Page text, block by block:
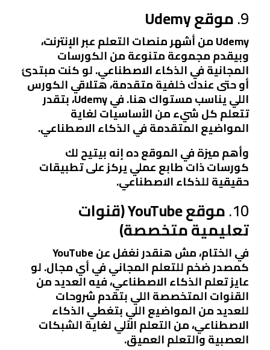
9. موقع Udemy
Udemy من أشهر منصات التعلم عبر الإنترنت،
وبيقدم مجموعة متنوعة من الكورسات
المجانية في الذكاء الاصطناعي. لو كنت مبتدئ
أو حتى عندك خلفية متقدمة، هتلاقي الكورس
اللي يناسب مستواك هنا. في Udemy، بتقدر
تتعلم كل شيء من الأساسيات لغاية
المواضيع المتقدمة في الذكاء الاصطناعي.
وأهم ميزة في الموقع ده إنه بيتيح لك
كورسات ذات طابع عملي يركز على تطبيقات
حقيقية للذكاء الاصطناعي.
10. موقع YouTube (قنوات
تعليمية متخصصة)
في الختام، مش هنقدر نغفل عن YouTube
كمصدر ضخم للتعلم المجاني في أي مجال. لو
عايز تعلم الذكاء الاصطناعي، فيه العديد من
القنوات المتخصصة اللي بتقدم شروحات
للعديد من المواضيع اللي بتغطي الذكاء
الاصطناعي، من التعلم الآلي لغاية الشبكات
العصبية والتعلم العميق.